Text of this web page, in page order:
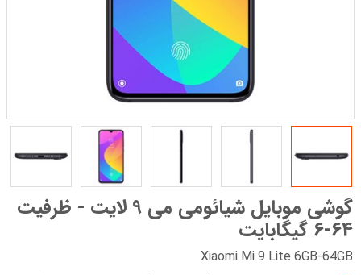
گوشی موبایل شیائومی می 9 لایت - ظرفیت
64-6 گیگابایت
Xiaomi Mi 9 Lite 6GB-64GB